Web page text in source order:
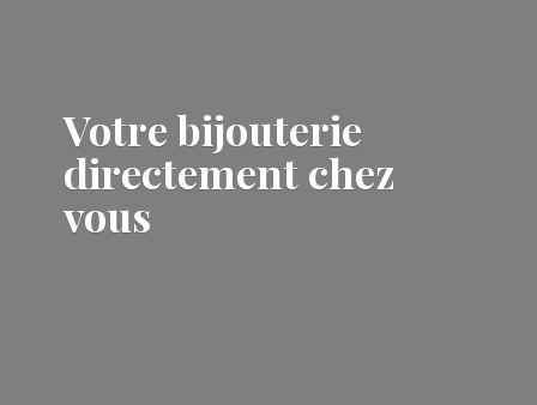
Votre bijouterie
directementchez
vous